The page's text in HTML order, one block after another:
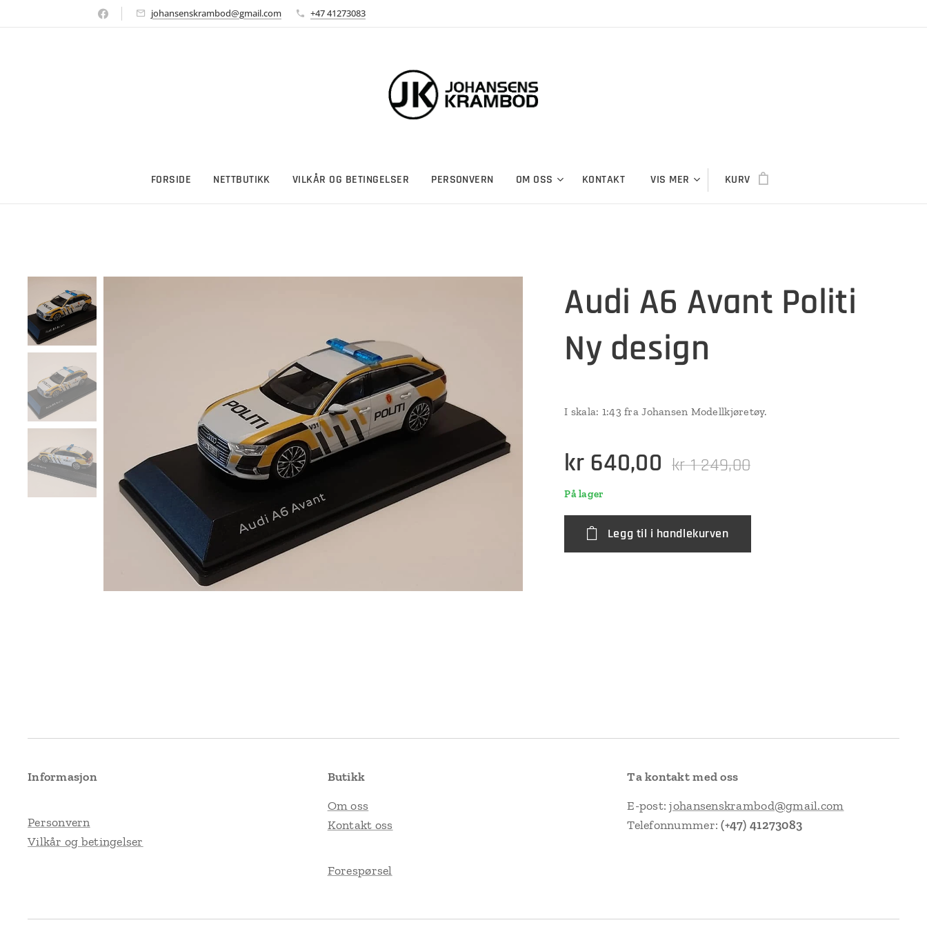
johansenskrambod@gmail.com +47 41273083
FORSIDE NETTBUTIKK VILKÅR OG BETINGELSER PERSONVERN OM OSS KONTAKT VIS MER KURV
Audi A6 Avant Politi
Ny design
I skala: 1:43 fra Johansen Modellkjøretøy.
kr 640,00 kr1 249,00
På lager
Legg til i handlekurven
Informasjon
Personvern
Vilkår og betingelser
Butikk
Om oss
Kontakt oss
Forespørsel
Ta kontakt med oss
E-post:johansenskrambod@gmail.com
Telefonnummer:(+47) 41273083